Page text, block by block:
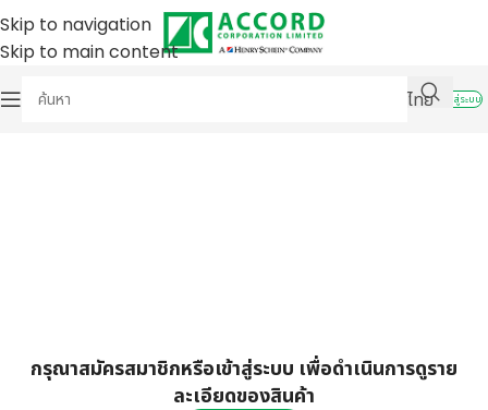
Skip to navigation
Skip to main content
ไทย
เข้าสู่ระบบ
กรุณาสมัครสมาชิกหรือเข้าสู่ระบบ เพื่อดำเนินการดูราย
ละเอียดของสินค้า